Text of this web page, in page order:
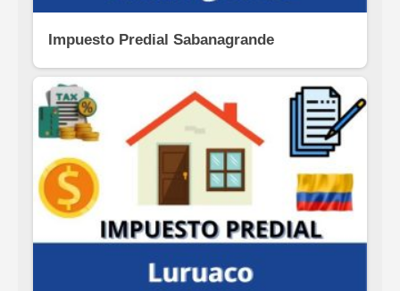
Impuesto Predial Sabanagrande